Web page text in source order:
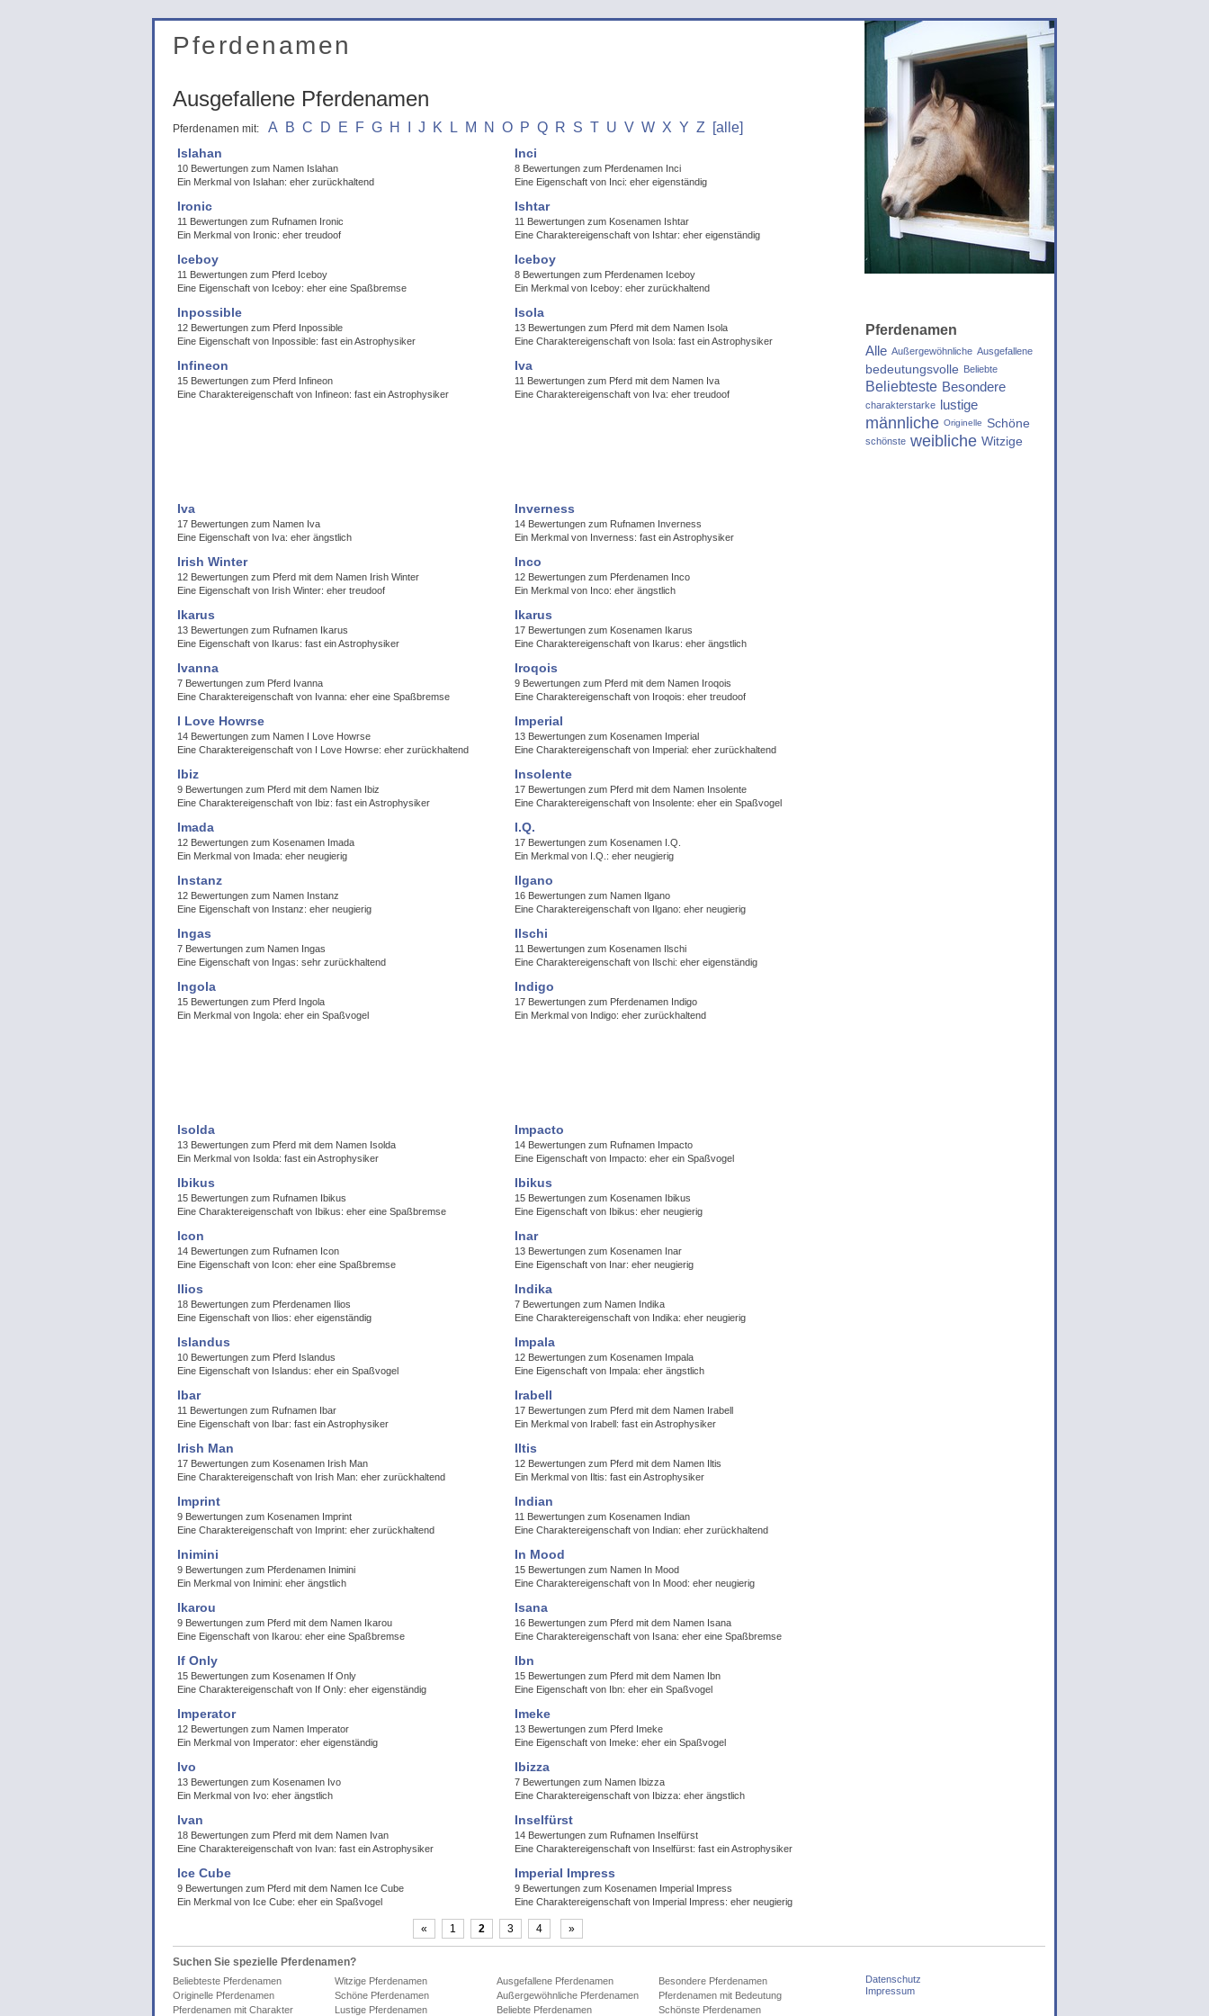
Pferdenamen
Ausgefallene Pferdenamen
Pferdenamen mit: A B C D E F G H J K L M N O P Q R S T U V W X Y Z [alle]
Islahan
10 Bewertungen zum Namen Islahan
Ein Merkmal von Islahan: eher zurückhaltend
Inci
8 Bewertungen zum Pferdenamen Inci
Eine Eigenschaft von Inci: eher eigenständig
Ironic
11 Bewertungen zum Rufnamen Ironic
Ein Merkmal von Ironic: eher treudoof
Ishtar
11 Bewertungen zum Kosenamen Ishtar
Eine Charaktereigenschaft von Ishtar: eher eigenständig
Iceboy
11 Bewertungen zum Pferd Iceboy
Eine Eigenschaft von Iceboy: eher eine Spaßbremse
Iceboy
8 Bewertungen zum Pferdenamen Iceboy
Ein Merkmal von Iceboy: eher zurückhaltend
Inpossible
12 Bewertungen zum Pferd Inpossible
Eine Eigenschaft von Inpossible: fast ein Astrophysiker
Isola
13 Bewertungen zum Pferd mit dem Namen Isola
Eine Charaktereigenschaft von Isola: fast ein Astrophysiker
Infineon
15 Bewertungen zum Pferd Infineon
Eine Charaktereigenschaft von Infineon: fast ein Astrophysiker
Iva
11 Bewertungen zum Pferd mit dem Namen Iva
Eine Charaktereigenschaft von Iva: eher treudoof
Iva
17 Bewertungen zum Namen Iva
Eine Eigenschaft von Iva: eher ängstlich
Inverness
14 Bewertungen zum Rufnamen Inverness
Ein Merkmal von Inverness: fast ein Astrophysiker
Irish Winter
12 Bewertungen zum Pferd mit dem Namen Irish Winter
Eine Eigenschaft von Irish Winter: eher treudoof
Inco
12 Bewertungen zum Pferdenamen Inco
Ein Merkmal von Inco: eher ängstlich
Ikarus
13 Bewertungen zum Rufnamen Ikarus
Eine Eigenschaft von Ikarus: fast ein Astrophysiker
Ikarus
17 Bewertungen zum Kosenamen Ikarus
Eine Charaktereigenschaft von Ikarus: eher ängstlich
Ivanna
7 Bewertungen zum Pferd Ivanna
Eine Charaktereigenschaft von Ivanna: eher eine Spaßbremse
Iroqois
9 Bewertungen zum Pferd mit dem Namen Iroqois
Eine Charaktereigenschaft von Iroqois: eher treudoof
I Love Howrse
14 Bewertungen zum Namen I Love Howrse
Eine Charaktereigenschaft von I Love Howrse: eher zurückhaltend
Imperial
13 Bewertungen zum Kosenamen Imperial
Eine Charaktereigenschaft von Imperial: eher zurückhaltend
Ibiz
9 Bewertungen zum Pferd mit dem Namen Ibiz
Eine Charaktereigenschaft von Ibiz: fast ein Astrophysiker
Insolente
17 Bewertungen zum Pferd mit dem Namen Insolente
Eine Charaktereigenschaft von Insolente: eher ein Spaßvogel
Imada
12 Bewertungen zum Kosenamen Imada
Ein Merkmal von Imada: eher neugierig
I.Q.
17 Bewertungen zum Kosenamen I.Q.
Ein Merkmal von I.Q.: eher neugierig
Instanz
12 Bewertungen zum Namen Instanz
Eine Eigenschaft von Instanz: eher neugierig
Ilgano
16 Bewertungen zum Namen Ilgano
Eine Charaktereigenschaft von Ilgano: eher neugierig
Ingas
7 Bewertungen zum Namen Ingas
Eine Eigenschaft von Ingas: sehr zurückhaltend
Ilschi
11 Bewertungen zum Kosenamen Ilschi
Eine Charaktereigenschaft von Ilschi: eher eigenständig
Ingola
15 Bewertungen zum Pferd Ingola
Ein Merkmal von Ingola: eher ein Spaßvogel
Indigo
17 Bewertungen zum Pferdenamen Indigo
Ein Merkmal von Indigo: eher zurückhaltend
Isolda
13 Bewertungen zum Pferd mit dem Namen Isolda
Ein Merkmal von Isolda: fast ein Astrophysiker
Impacto
14 Bewertungen zum Rufnamen Impacto
Eine Eigenschaft von Impacto: eher ein Spaßvogel
Ibikus
15 Bewertungen zum Rufnamen Ibikus
Eine Charaktereigenschaft von Ibikus: eher eine Spaßbremse
Ibikus
15 Bewertungen zum Kosenamen Ibikus
Eine Eigenschaft von Ibikus: eher neugierig
Icon
14 Bewertungen zum Rufnamen Icon
Eine Eigenschaft von Icon: eher eine Spaßbremse
Inar
13 Bewertungen zum Kosenamen Inar
Eine Eigenschaft von Inar: eher neugierig
Ilios
18 Bewertungen zum Pferdenamen Ilios
Eine Eigenschaft von Ilios: eher eigenständig
Indika
7 Bewertungen zum Namen Indika
Eine Charaktereigenschaft von Indika: eher neugierig
Islandus
10 Bewertungen zum Pferd Islandus
Eine Eigenschaft von Islandus: eher ein Spaßvogel
Impala
12 Bewertungen zum Kosenamen Impala
Eine Eigenschaft von Impala: eher ängstlich
Ibar
11 Bewertungen zum Rufnamen Ibar
Eine Eigenschaft von Ibar: fast ein Astrophysiker
Irabell
17 Bewertungen zum Pferd mit dem Namen Irabell
Ein Merkmal von Irabell: fast ein Astrophysiker
Irish Man
17 Bewertungen zum Kosenamen Irish Man
Eine Charaktereigenschaft von Irish Man: eher zurückhaltend
Iltis
12 Bewertungen zum Pferd mit dem Namen Iltis
Ein Merkmal von Iltis: fast ein Astrophysiker
Imprint
9 Bewertungen zum Kosenamen Imprint
Eine Charaktereigenschaft von Imprint: eher zurückhaltend
Indian
11 Bewertungen zum Kosenamen Indian
Eine Charaktereigenschaft von Indian: eher zurückhaltend
Inimini
9 Bewertungen zum Pferdenamen Inimini
Ein Merkmal von Inimini: eher ängstlich
In Mood
15 Bewertungen zum Namen In Mood
Eine Charaktereigenschaft von In Mood: eher neugierig
Ikarou
9 Bewertungen zum Pferd mit dem Namen Ikarou
Eine Eigenschaft von Ikarou: eher eine Spaßbremse
Isana
16 Bewertungen zum Pferd mit dem Namen Isana
Eine Charaktereigenschaft von Isana: eher eine Spaßbremse
If Only
15 Bewertungen zum Kosenamen If Only
Eine Charaktereigenschaft von If Only: eher eigenständig
Ibn
15 Bewertungen zum Pferd mit dem Namen Ibn
Eine Eigenschaft von Ibn: eher ein Spaßvogel
Imperator
12 Bewertungen zum Namen Imperator
Ein Merkmal von Imperator: eher eigenständig
Imeke
13 Bewertungen zum Pferd Imeke
Eine Eigenschaft von Imeke: eher ein Spaßvogel
Ivo
13 Bewertungen zum Kosenamen Ivo
Ein Merkmal von Ivo: eher ängstlich
Ibizza
7 Bewertungen zum Namen Ibizza
Eine Charaktereigenschaft von Ibizza: eher ängstlich
Ivan
18 Bewertungen zum Pferd mit dem Namen Ivan
Eine Charaktereigenschaft von Ivan: fast ein Astrophysiker
Inselfürst
14 Bewertungen zum Rufnamen Inselfürst
Eine Charaktereigenschaft von Inselfürst: fast ein Astrophysiker
Ice Cube
9 Bewertungen zum Pferd mit dem Namen Ice Cube
Ein Merkmal von Ice Cube: eher ein Spaßvogel
Imperial Impress
9 Bewertungen zum Kosenamen Imperial Impress
Eine Charaktereigenschaft von Imperial Impress: eher neugierig
« 1 2 3 4 »
Pferdenamen
Alle Außergewöhnliche Ausgefallene
bedeutungsvolle Beliebte
Beliebteste Besondere
charakterstarke lustige
männliche Originelle Schöne
schönste weibliche Witzige
Suchen Sie spezielle Pferdenamen?
Beliebteste Pferdenamen Witzige Pferdenamen Ausgefallene Pferdenamen
Besondere Pferdenamen
Originelle Pferdenamen
Schöne Pferdenamen Außergewöhnliche Pferdenamen
Pferdenamen mit Bedeutung
Pferdenamen mit Charakter
Lustige Pferdenamen Beliebte Pferdenamen Schönste Pferdenamen
Datenschutz
Impressum